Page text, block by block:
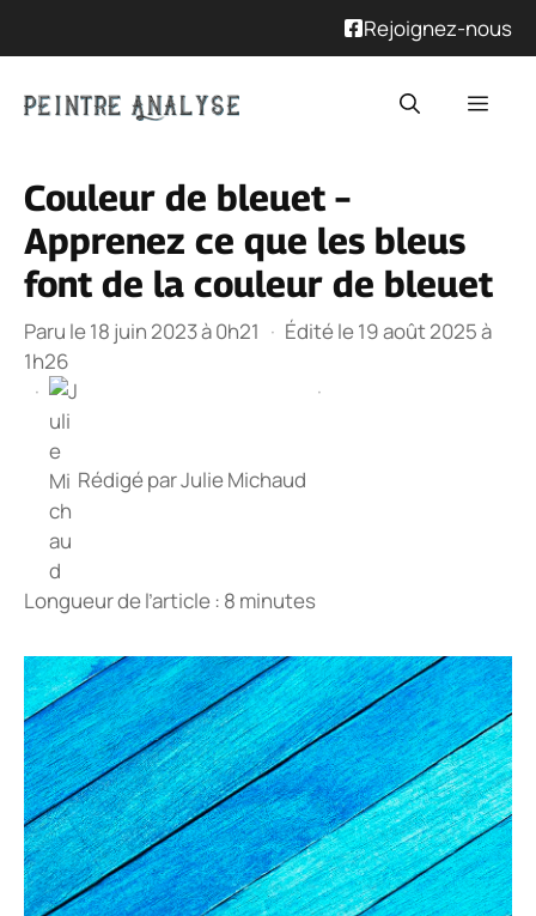
Rejoignez-nous
Couleur de bleuet –
Apprenez ce que les bleus
font de la couleur de bleuet
Paru le 18 juin 2023 à 0h21 · Édité le 19 août 2025 à
1h26
·
Rédigé parJulie Michaud
·
Longueur de l’article : 8 minutes